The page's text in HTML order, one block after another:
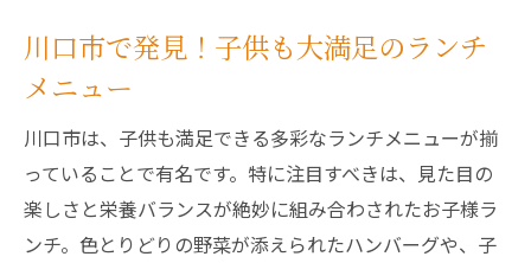
川口市で発見！子供も大満足のランチ
メニュー
川口市は、子供も満足できる多彩なランチメニューが揃
っていることで有名です。特に注目すべきは、見た目の
楽しさと栄養バランスが絶妙に組み合わされたお子様ラ
ンチ。色とりどりの野菜が添えられたハンバーグや、子